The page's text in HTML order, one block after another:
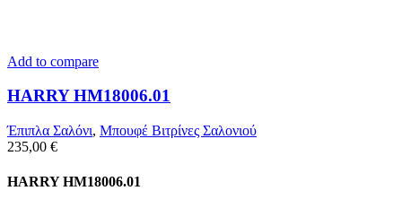
Add to compare
HARRY HM18006.01
Έπιπλα Σαλόνι, Μπουφέ Βιτρίνες Σαλονιού
235,00 €
HARRY HM18006.01